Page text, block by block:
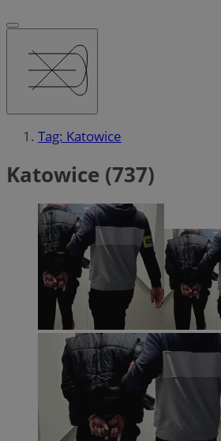
Tag: Katowice
Katowice (737)